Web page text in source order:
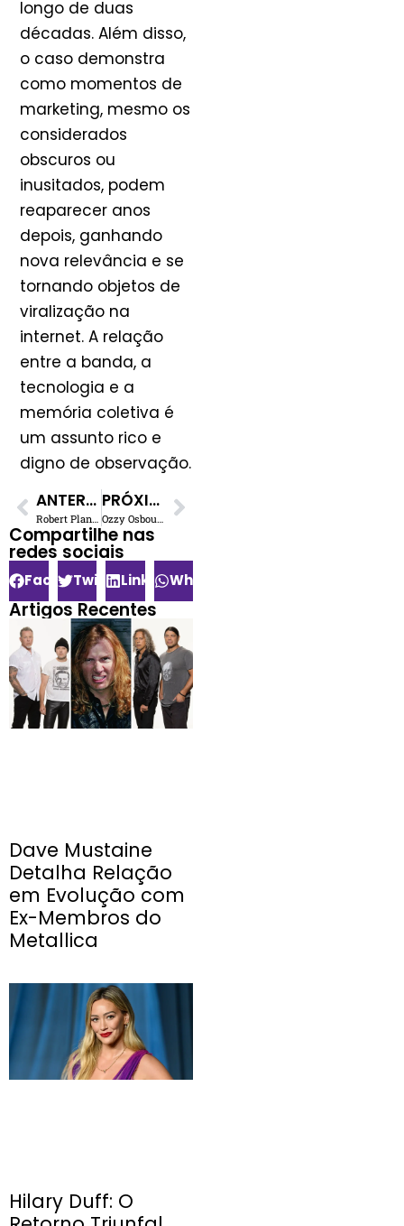
longo de duas
décadas. Além disso,
o caso demonstra
como momentos de
marketing, mesmo os
considerados
obscuros ou
inusitados, podem
reaparecer anos
depois, ganhando
nova relevância e se
tornando objetos de
viralização na
internet. A relação
entre a banda, a
tecnologia e a
memória coletiva é
um assunto rico e
digno de observação.
ANTERIOR
Robert Plant Recusa Convite de Tony Iommi para Show de Despedida do Black Sabbath
PRÓXIMO
Ozzy Osbourne: 11 Performances Inimitáveis com o Black Sabbath
Compartilhe nas
redes sociais​
FacebookTwitterLinkedInWhatsApp
Artigos Recentes
Dave Mustaine
Detalha Relação
em Evolução com
Ex-Membros do
Metallica
Hilary Duff: O